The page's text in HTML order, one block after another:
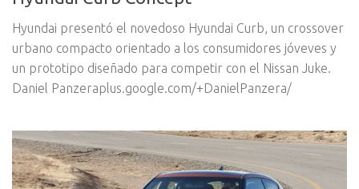
Hyundai presentó el novedoso Hyundai Curb, un crossover
urbano compacto orientado a los consumidores jóveves y
un prototipo diseñado para competir con el Nissan Juke.
Daniel Panzeraplus.google.com/+DanielPanzera/